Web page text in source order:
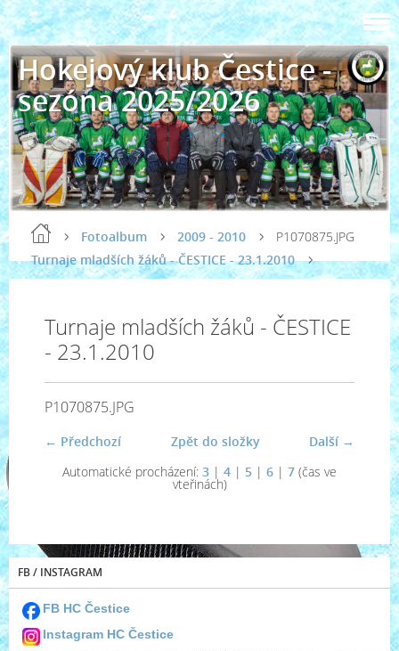
Hokejový klub Čestice -
sezóna 2025/2026
Fotoalbum
2009 - 2010
Turnaje mladších žáků - ČESTICE - 23.1.2010
P1070875.JPG
Turnaje mladších žáků - ČESTICE
- 23.1.2010
P1070875.JPG
← Předchozí Další →
Zpět do složky
Automatické procházení: 3 | 4 | 5 | 6 | 7 (čas ve
vteřinách)
FB / INSTAGRAM
FB HC Čestice
Instagram HC Čestice